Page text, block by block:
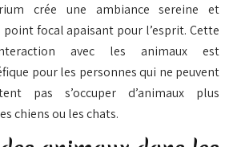
crée une ambiance sereine et
focal apaisant pour l’esprit. Cette
avec les animaux est
pour les personnes qui ne peuvent
pas s’occuper d’animaux plus
chiens ou les chats.